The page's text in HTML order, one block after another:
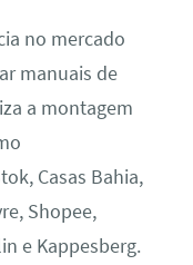
no mercado
manuais de
a montagem
Casas Bahia,
Shopee,
e Kappesberg.